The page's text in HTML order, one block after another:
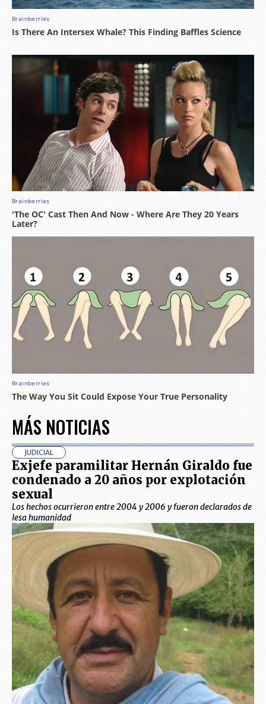
MÁS NOTICIAS
JUDICIAL
Exjefe paramilitar Hernán Giraldo fue
condenado a 20 años por explotación
sexual
Los hechos ocurrieron entre 2004 y 2006 y fueron declarados de
lesa humanidad